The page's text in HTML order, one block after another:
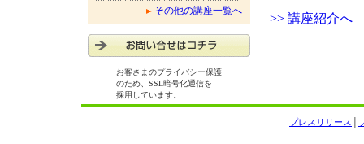
その他の講座一覧へ
お客さまのプライバシー保護
のため、SSL暗号化通信を
採用しています。
>> 講座紹介へ
プレスリリース